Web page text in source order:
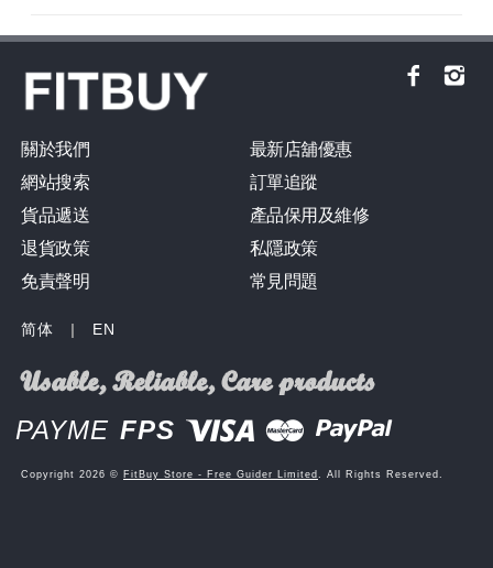
關於我們
最新店舖優惠
網站搜索
訂單追蹤
貨品遞送
產品保用及維修
退貨政策
私隱政策
免責聲明
常見問題
简体 | EN
FPS
PAYME
Copyright 2026 © FitBuy Store - Free Guider Limited . All Rights Reserved.